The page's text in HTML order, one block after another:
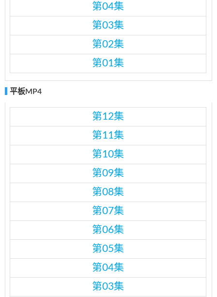
第04集
第03集
第02集
第01集
平板MP4
第12集
第11集
第10集
第09集
第08集
第07集
第06集
第05集
第04集
第03集